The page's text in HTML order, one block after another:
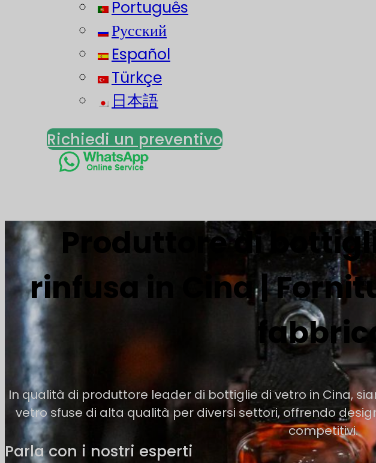
Português
Русский
Español
Türkçe
日本語
Richiedi un preventivo
Produttore di
rinfusa in Cina |
In qualità di produttore leader di bottiglie di vetro in Cina,
vetro sfuse di alta qualità per diversi settori, offrendo
competitivi.
Parla con i nostri esperti